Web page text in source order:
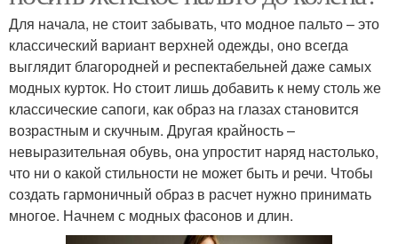
Для начала, не стоит забывать, что модное пальто – это
классический вариант верхней одежды, оно всегда
выглядит благородней и респектабельней даже самых
модных курток. Но стоит лишь добавить к нему столь же
классические сапоги, как образ на глазах становится
возрастным и скучным. Другая крайность –
невыразительная обувь, она упростит наряд настолько,
что ни о какой стильности не может быть и речи. Чтобы
создать гармоничный образ в расчет нужно принимать
многое. Начнем с модных фасонов и длин.